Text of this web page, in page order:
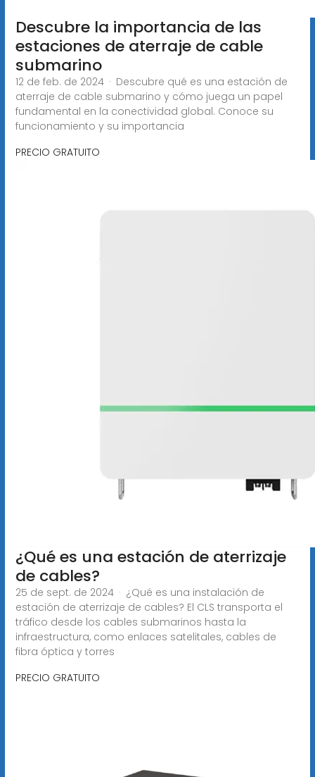
Descubre la importancia de las
estaciones de aterraje de cable
submarino
12 de feb. de 2024 · Descubre qué es una estación de
aterraje de cable submarino y cómo juega un papel
fundamental en la conectividad global. Conoce su
funcionamiento y su importancia
PRECIO GRATUITO
¿Qué es una estación de aterrizaje
de cables?
25 de sept. de 2024 · ¿Qué es una instalación de
estación de aterrizaje de cables? El CLS transporta el
tráfico desde los cables submarinos hasta la
infraestructura, como enlaces satelitales, cables de
fibra óptica y torres
PRECIO GRATUITO